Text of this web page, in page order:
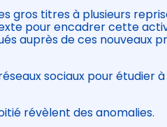
gros titres à plusieurs
pour encadrer cette
auprès de ces nouveaux
sociaux pour étudier
révèlent des anomalies.